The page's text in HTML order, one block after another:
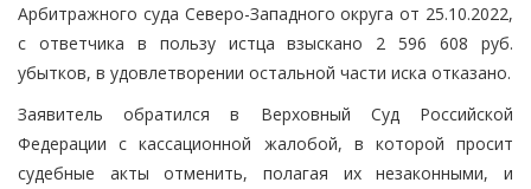
Арбитражного суда Северо-Западного округа от 25.10.2022,
с ответчика в пользу истца взыскано 2 596 608 руб.
убытков, в удовлетворении остальной части иска отказано.
Заявитель обратился в Верховный Суд Российской
Федерации с кассационной жалобой, в которой просит
судебные акты отменить, полагая их незаконными, и